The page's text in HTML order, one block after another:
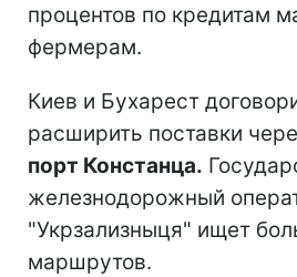
процентов по кредитам
фермерам.
Киев и Бухарест
расширить поставки
порт Констанца.
железнодорожный
"Укрзализныця" ищет
маршрутов.